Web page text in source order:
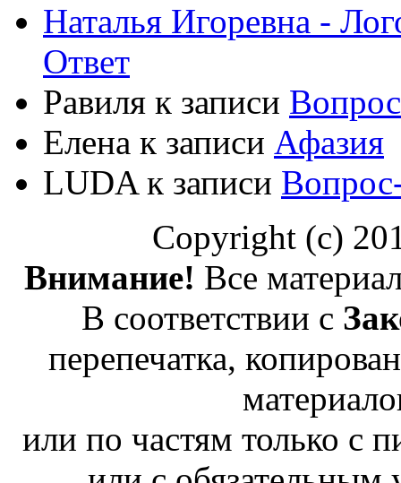
Наталья Игоревна -
Ответ
Равиля к записи
Елена к записи Афазия
LUDA к записи
Copyright (c)
Внимание! Все
В соответствии с
перепечатка,
или по частям только с